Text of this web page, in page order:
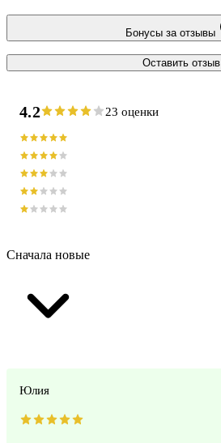
Бонусы за отзывы
Оставить отзыв
4.2 23 оценки
Сначала новые
Юлия